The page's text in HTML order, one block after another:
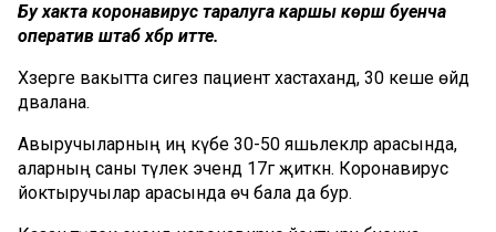
Бу хакта коронавирус таралуга каршы көрәш буенча
оператив штаб хәбәр итте.
Хәзерге вакытта сигез пациент хастаханәдә, 30 кеше өйдә
дәвалана.
Авыручыларның иң күбе 30-50 яшьлекләр арасында,
аларның саны тәүлек эчендә 17гә җиткән. Коронавирус
йоктыручылар арасында өч бала да бур.